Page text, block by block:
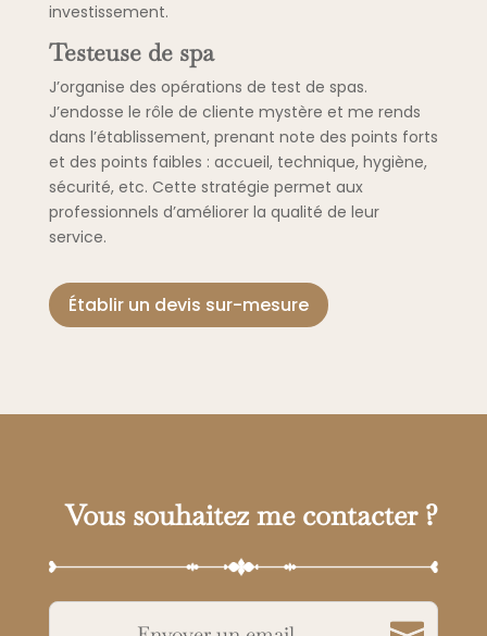
investissement.
Testeuse de spa
J’organise des opérations de test de spas.
J’endosse le rôle de cliente mystère et me rends
dans l’établissement, prenant note des points forts
et des points faibles : accueil, technique, hygiène,
sécurité, etc. Cette stratégie permet aux
professionnels d’améliorer la qualité de leur
service.
Établir un devis sur-mesure
Vous souhaitez me contacter ?